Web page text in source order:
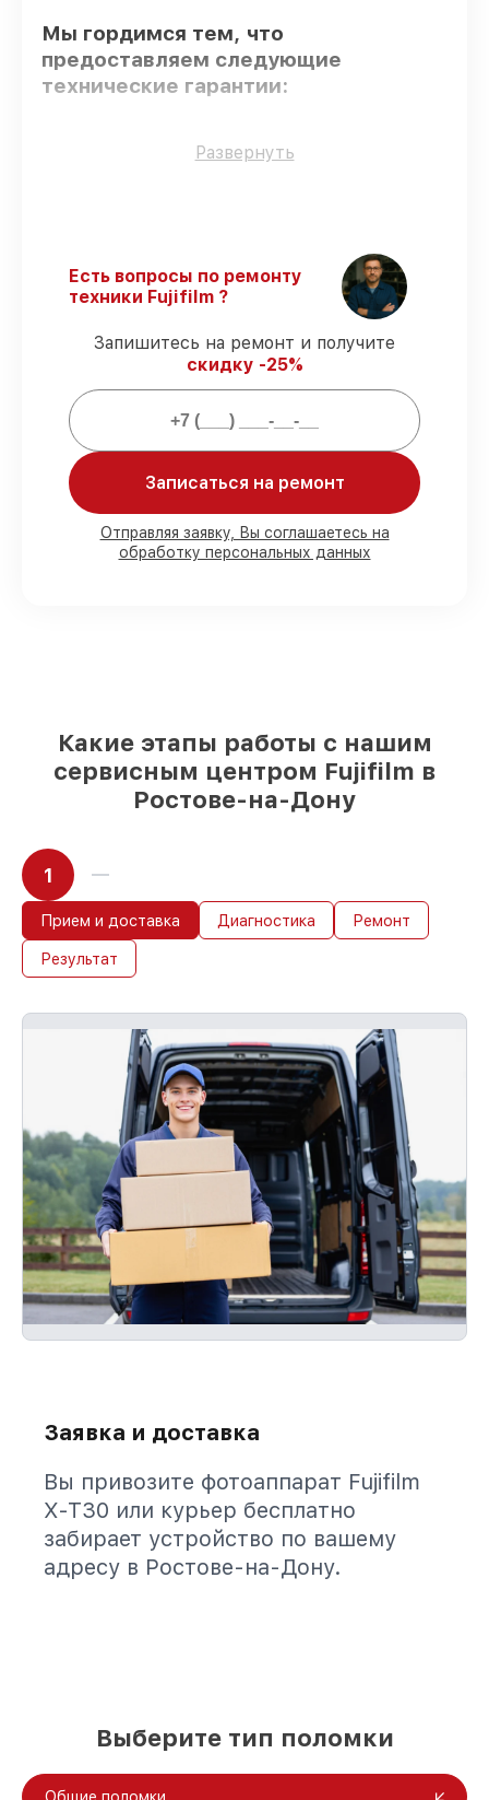
Мы гордимся тем, что
предоставляем следующие
технические гарантии:
Оригинальные детали– для всех видов
– сервис
фотоаппарата X-T30 выполняется строго
в оговоренные сроки.
– все
работы по починке проводятся с
официальной гарантией.
Мы гарантируем:
работ в вашем присутствии
90%комплектующих для фотоаппаратов
на складе или доступны для срочного
заказа
Развернуть
Есть вопросы по ремонту
техники Fujifilm ?
Запишитесь на ремонт и получите
скидку -25%
Записаться на ремонт
Отправляя заявку, Вы соглашаетесь на
обработку персональных данных
Какие этапы работы с нашим
сервисным центром Fujifilm в
Ростове-на-Дону
1
Прием и доставка Диагностика Ремонт
Результат
Заявка и доставка
Вы привозите фотоаппарат Fujifilm
X-T30 или курьер бесплатно
забирает устройство по вашему
адресу в Ростове-на-Дону.
Выберите тип поломки